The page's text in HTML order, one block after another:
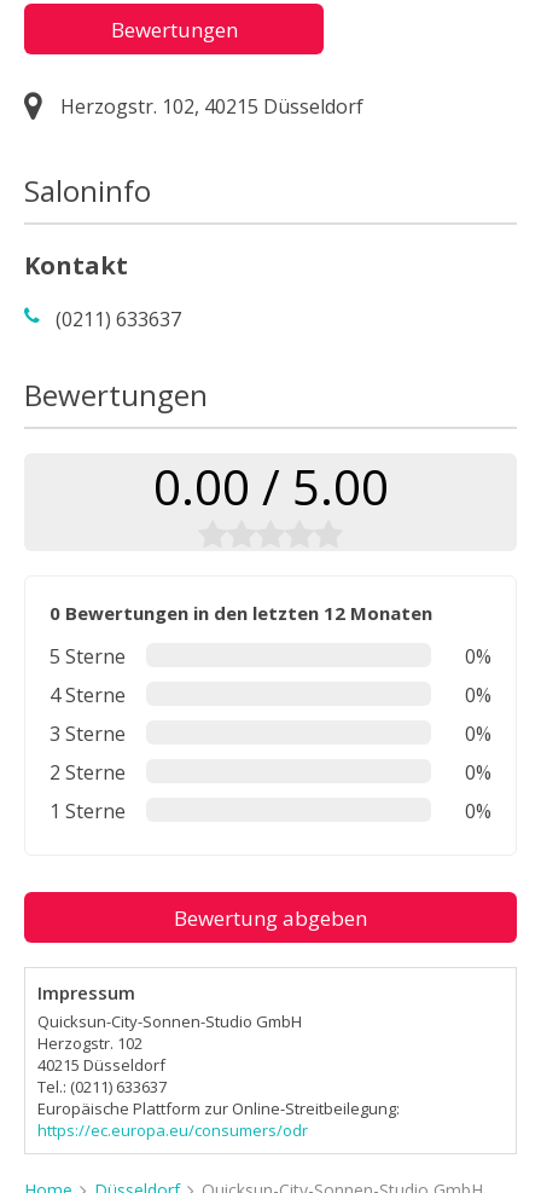
Bewertungen
Herzogstr. 102, 40215 Düsseldorf
Saloninfo
Kontakt
(0211) 633637
Bewertungen
0.00 / 5.00
0 Bewertungen in den letzten 12 Monaten
5 Sterne
0%
4 Sterne
0%
3 Sterne
0%
2 Sterne
0%
1 Sterne
0%
Bewertung abgeben
Impressum
Quicksun-City-Sonnen-Studio GmbH
Herzogstr. 102
40215 Düsseldorf
Tel.: (0211) 633637
Europäische Plattform zur Online-Streitbeilegung:
https://ec.europa.eu/consumers/odr